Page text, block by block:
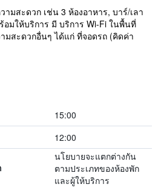
มสะดวก เช่น 3 ห้องอาหาร, บาร์/เลา
มให้บริการ มี บริการ Wi-Fi ในพื้นที่
มสะดวกอื่นๆ ได้แก่ ที่จอดรถ (คิดค่า
15:00
12:00
นโยบายจะแตกต่างกัน
ตามประเภทของห้องพัก
และผู้ให้บริการ